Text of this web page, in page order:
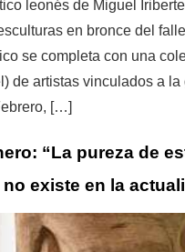
leonés de Miguel
en bronce del
se completa con una
de artistas vinculados a
[…]
“La pureza de
existe en la